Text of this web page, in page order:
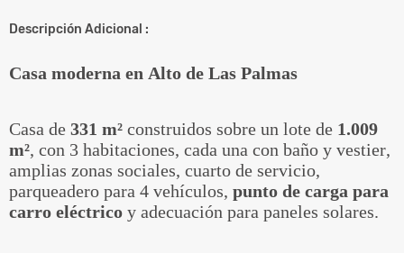
Descripción Adicional :
Casa moderna en Alto de Las Palmas
Casa de 331 m² construidos sobre un lote de 1.009
m², con 3 habitaciones, cada una con baño y vestier,
amplias zonas sociales, cuarto de servicio,
parqueadero para 4 vehículos, punto de carga para
carro eléctrico y adecuación para paneles solares.